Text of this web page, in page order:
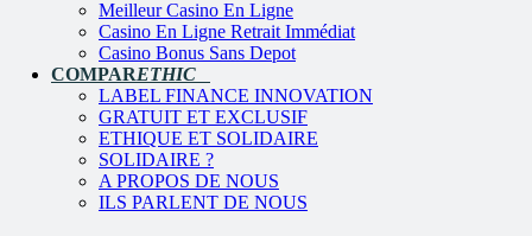
Meilleur Casino En Ligne
Casino En Ligne Retrait Immédiat
Casino Bonus Sans Depot
COMPARETHIC
LABEL FINANCE INNOVATION
GRATUIT ET EXCLUSIF
ETHIQUE ET SOLIDAIRE
SOLIDAIRE ?
A PROPOS DE NOUS
ILS PARLENT DE NOUS